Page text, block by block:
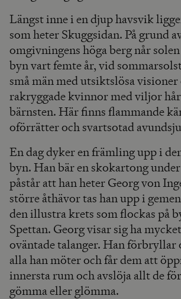
Längst inne i en djup havsvik
som heter Skuggsidan. På grund
omgivningens höga berg når
byn vart femte år, vid
små män med utsiktslösa visioner
rakryggade kvinnor med viljor
bärnsten. Här finns flammande
oförrätter och svartsotad
En dag dyker en främling upp i
byn. Han bär en skokartong
påstår att han heter Georg von
större åthävor tas han upp i
den illustra krets som flockas på
Spettan. Georg visar sig ha
oväntade talanger. Han förbryllar
alla han möter och får dem att
innersta rum och avslöja allt de
gömma eller glömma.